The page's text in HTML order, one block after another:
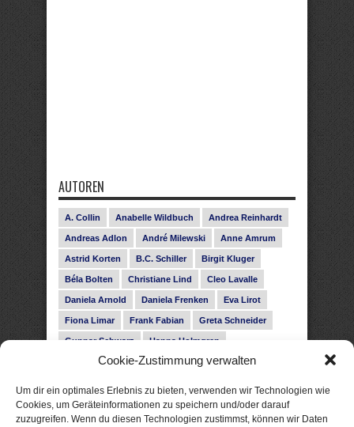
Cookie-Zustimmung verwalten
Um dir ein optimales Erlebnis zu bieten, verwenden wir Technologien wie
Cookies, um Geräteinformationen zu speichern und/oder darauf
zuzugreifen. Wenn du diesen Technologien zustimmst, können wir Daten
AUTOREN
A. Collin Anabelle Wildbuch Andrea Reinhardt
Andreas Adlon André Milewski Anne Amrum
Astrid Korten B.C. Schiller Birgit Kluger
Béla Bolten Christiane Lind Cleo Lavalle
Daniela Arnold Daniela Frenken Eva Lirot
Fiona Limar Frank Fabian Greta Schneider
Gunnar Schwarz Hanna Holmgren
Heike Fröhling Ina Glahe Ivo Pala J. Vellguth
Leonie Haubrich Lilly Labord Livia Pipes
Malin Blunk Marcus Hünnebeck Martin Krist